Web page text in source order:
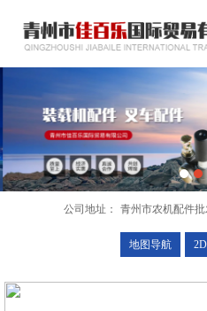
公司地址： 青州市农机配件
地图导航